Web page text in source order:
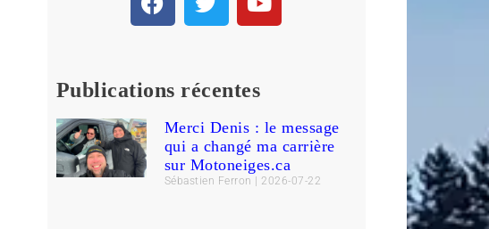
Publications récentes
Merci Denis : le message
qui a changé ma carrière
sur Motoneiges.ca
Sébastien Ferron 2026-07-22